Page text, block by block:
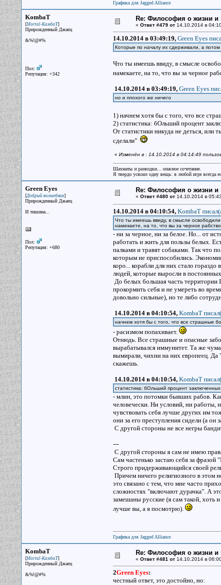
Графика для Jagged Alliance
KombaT
[Mortal-КамбаТ]
Прирожденный Джаец
&%!@#%
Пол:
Репутация: +342
Re: Философия о жизни и
« Ответ #479 от14.10.2014 в
14.10.2014 в 03:49:19, Green Eyes
Которые по началу их сдерживали, а
Что ты имеешь ввиду, в смысле
намекаете, на то, что вы за черное
14.10.2014 в 03:49:19, Green Eyes
но и плохого же ничего
1) начнем хотя бы с того, что все
2) статистика: бОльший процент
От статистики никуда не деться, или
сделали"
« Изменён в : 14.10.2014 в 04:14:49
Шахматы и разводки... опасное сочетание.
Я твердо усвоил одну вещь: в любой игре всегда
Green Eyes
[Добрый волшебник]
Прирожденный Джаец
И тишина...
Пол:
Репутация: +680
Re: Философия о жизни и
« Ответ #480 от14.10.2014 в
14.10.2014 в 04:10:54, KombaT
Что ты имеешь ввиду, в смысле освободили
намекаете, на то, что вы за черное
- ни за черное, ни за белое. Но... от
работать и жить для пользы белых.
палками и травят собаками. Так что
которым не приспособились.
коро... корабли для них стало
людей, которые выросли в
До белых большая часть территории
прокормить себя и не умереть во
довольно сильные), но те либо
14.10.2014 в 04:10:54, KombaT
начнем хотя бы с того, что все страшные
- расизмом попахивает.
Отнюдь. Все страшные и опасные
вырабатывался иммунитет. Та же
вымирали, чихни на них европеец. Да
скажешь.
14.10.2014 в 04:10:54, KombaT
статистика: бОльший процент
- млин, это потомки бывших рабов.
человечески. Ни условий, ни работы,
чувствовать себя лучше других им
они за его преступления сидели (а он
С другой стороны не все негры
---
С другой стороны я сам не имею
Сам частенько застаю себя за
Строго придерживающийся своей
Причем ничего религиозного в этом
это связано с тем, что мне часто
сложностях "включают дурачка". А
замешаны русские (я сам такой, хоть
лучше вы, а я посмотрю).
Графика для Jagged Alliance
KombaT
[Mortal-КамбаТ]
Прирожденный Джаец
&%!@#%
Re: Философия о жизни и
« Ответ #481 от14.10.2014 в
2Green Eyes:
честный ответ, это достойно, но: